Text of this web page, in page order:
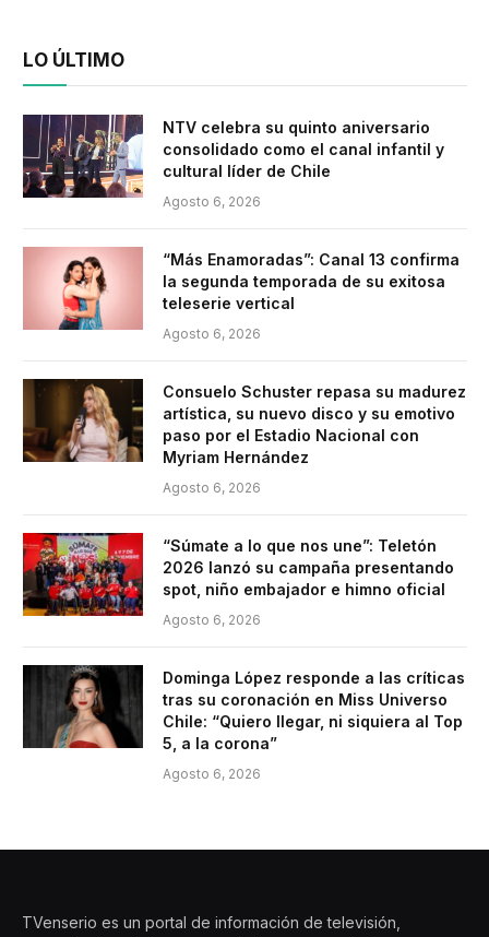
LO ÚLTIMO
NTV celebra su quinto aniversario
consolidado como el canal infantil y
cultural líder de Chile
Agosto 6, 2026
“Más Enamoradas”: Canal 13 confirma
la segunda temporada de su exitosa
teleserie vertical
Agosto 6, 2026
Consuelo Schuster repasa su madurez
artística, su nuevo disco y su emotivo
paso por el Estadio Nacional con
Myriam Hernández
Agosto 6, 2026
“Súmate a lo que nos une”: Teletón
2026 lanzó su campaña presentando
spot, niño embajador e himno oficial
Agosto 6, 2026
Dominga López responde a las críticas
tras su coronación en Miss Universo
Chile: “Quiero llegar, ni siquiera al Top
5, a la corona”
Agosto 6, 2026
TVenserio es un portal de información de televisión,